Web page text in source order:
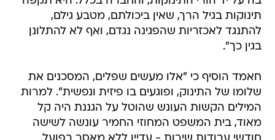
תינוקות בגיל הרך, שאין ביכולתם, מטבע גילם,
להתנגד לאכזריות שהפגינה נגדם, ואף לא להתלונן
בגין כך".
חאמד הוסיף כי "אלו מעשים שפלים, המסכנים את
שלומו של התינוק, ופוגעים בו פיזית ונפשית". למרות
המילים הקשות העונש שהוטל על הגננת היה קל
מאוד, בית המשפט המחוזי החמיר עונשה לשישה